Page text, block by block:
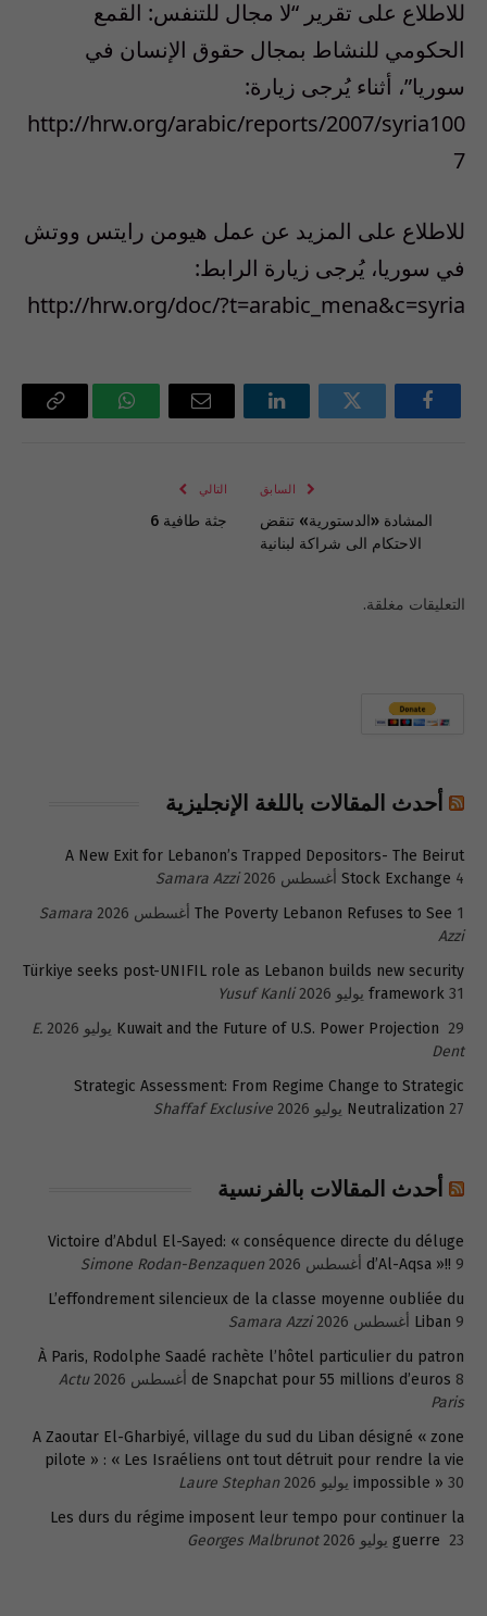
للاطلاع على تقرير “لا مجال للتنفس: القمع
الحكومي للنشاط بمجال حقوق الإنسان في
سوريا”، أثناء يُرجى زيارة:
http://hrw.org/arabic/reports/2007/syria100
7
للاطلاع على المزيد عن عمل هيومن رايتس ووتش
في سوريا، يُرجى زيارة الرابط:
http://hrw.org/doc/?t=arabic_mena&c=syria
فيسبوك تويتر لينكدإن
البريد
واتساب Copy
السابق
المشادة «الدستورية» تنقض
الاحتكام الى شراكة لبنانية
التالي
جثة طافية 6
التعليقات مغلقة.
أحدث المقالات باللغة الإنجليزية
A New Exit for Lebanon’s Trapped Depositors- The Beirut
Stock Exchange 4 أغسطس 2026
Samara Azzi
The Poverty Lebanon Refuses to See 1 أغسطس 2026
Samara
Azzi
Türkiye seeks post-UNIFIL role as Lebanon builds new security
framework 31 يوليو 2026
Yusuf Kanli
Kuwait and the Future of U.S. Power Projection 29 يوليو 2026
E.
Dent
Strategic Assessment: From Regime Change to Strategic
Neutralization 27 يوليو 2026 Shaffaf Exclusive
أحدث المقالات بالفرنسية
Victoire d’Abdul El-Sayed: « conséquence directe du déluge
d’Al-Aqsa »!! 9 أغسطس 2026
Simone Rodan-Benzaquen
L’effondrement silencieux de la classe moyenne oubliée du
Liban 9 أغسطس 2026
Samara Azzi
À Paris, Rodolphe Saadé rachète l’hôtel particulier du patron
de Snapchat pour 55 millions d’euros 8 أغسطس 2026
Actu
Paris
A Zaoutar El-Gharbiyé, village du sud du Liban désigné « zone
pilote » : « Les Israéliens ont tout détruit pour rendre la vie
impossible » 30 يوليو 2026
Laure Stephan
Les durs du régime imposent leur tempo pour continuer la
guerre 23 يوليو 2026 Georges Malbrunot